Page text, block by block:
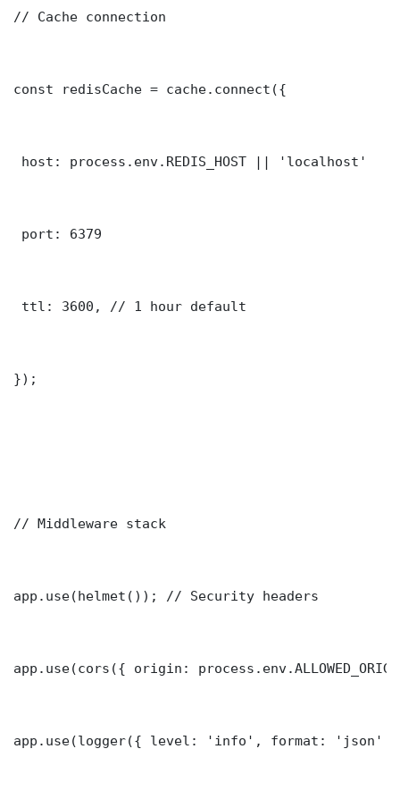
// Cache connection
const redisCache = cache.connect({
host: process.env.REDIS_HOST || 'localhost'
port: 6379
ttl: 3600, // 1 hour default
});
// Middleware stack
app.use(helmet()); // Security headers
app.use(cors({ origin:
app.use(logger({ level: 'info', format: 'json'